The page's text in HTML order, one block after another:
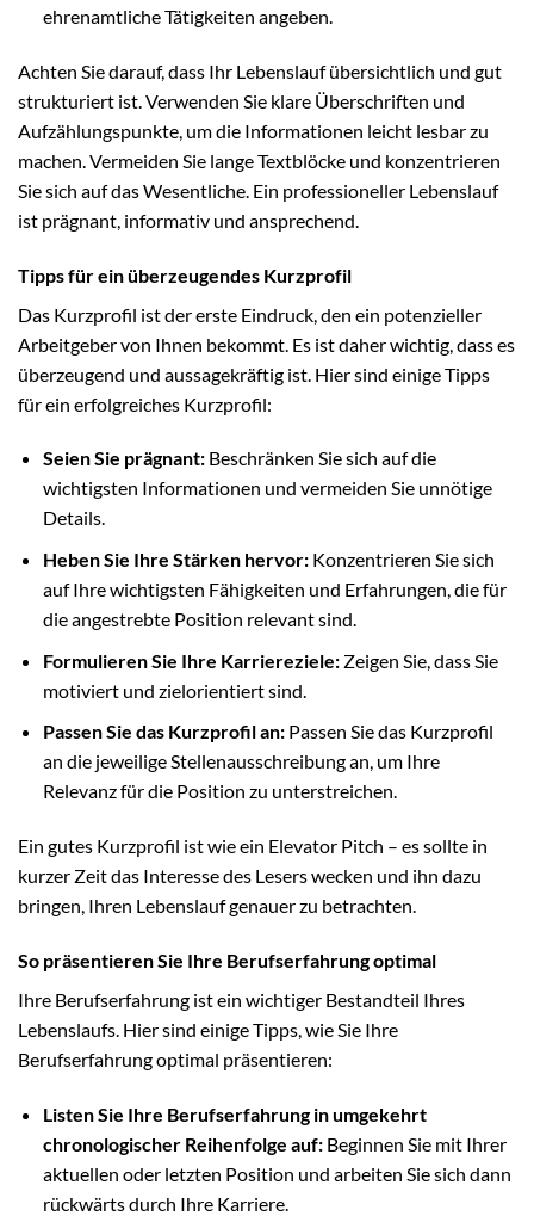
ehrenamtliche Tätigkeiten angeben.
Achten Sie darauf, dass Ihr Lebenslauf übersichtlich und gut
strukturiert ist. Verwenden Sie klare Überschriften und
Aufzählungspunkte, um die Informationen leicht lesbar zu
machen. Vermeiden Sie lange Textblöcke und konzentrieren
Sie sich auf das Wesentliche. Ein professioneller Lebenslauf
ist prägnant, informativ und ansprechend.
Tipps für ein überzeugendes Kurzprofil
Das Kurzprofil ist der erste Eindruck, den ein potenzieller
Arbeitgeber von Ihnen bekommt. Es ist daher wichtig, dass es
überzeugend und aussagekräftig ist. Hier sind einige Tipps
für ein erfolgreiches Kurzprofil:
Seien Sie prägnant:Beschränken Sie sich auf die
wichtigsten Informationen und vermeiden Sie unnötige
Details.
Heben Sie Ihre Stärken hervor:Konzentrieren Sie sich
auf Ihre wichtigsten Fähigkeiten und Erfahrungen, die für
die angestrebte Position relevant sind.
Formulieren Sie Ihre Karriereziele:Zeigen Sie, dass Sie
motiviert und zielorientiert sind.
Passen Sie das Kurzprofil an:Passen Sie das Kurzprofil
an die jeweilige Stellenausschreibung an, um Ihre
Relevanz für die Position zu unterstreichen.
Ein gutes Kurzprofil ist wie ein Elevator Pitch – es sollte in
kurzer Zeit das Interesse des Lesers wecken und ihn dazu
bringen, Ihren Lebenslauf genauer zu betrachten.
So präsentieren Sie Ihre Berufserfahrung optimal
Ihre Berufserfahrung ist ein wichtiger Bestandteil Ihres
Lebenslaufs. Hier sind einige Tipps, wie Sie Ihre
Berufserfahrung optimal präsentieren:
Listen Sie Ihre Berufserfahrung in umgekehrt
chronologischer Reihenfolge auf:Beginnen Sie mit Ihrer
aktuellen oder letzten Position und arbeiten Sie sich dann
rückwärts durch Ihre Karriere.